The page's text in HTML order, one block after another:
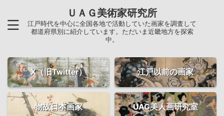
ＵＡＧ美術家研究所
江戸時代を中心に全国各地で活動していた画家を調査して
都道府県別に紹介しています。ただいま近畿地方を探索
中。
X（旧Twitter） 江戸以前の画家
物故日本画家 UAG美人画研究室